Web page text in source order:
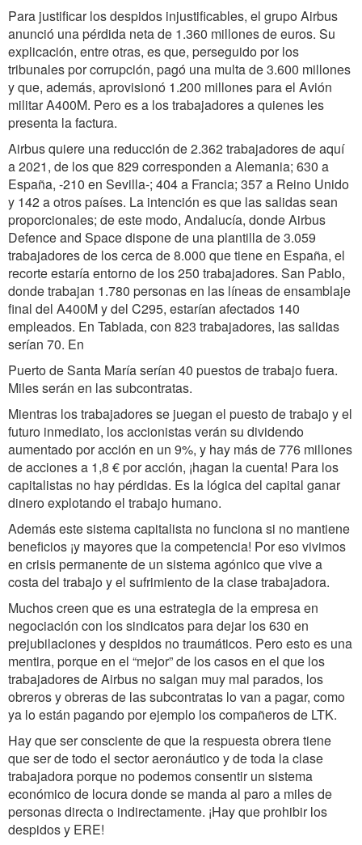
Para justificar los despidos injustificables, el grupo Airbus
anunció una pérdida neta de 1.360 millones de euros. Su
explicación, entre otras, es que, perseguido por los
tribunales por corrupción, pagó una multa de 3.600 millones
y que, además, aprovisionó 1.200 millones para el Avión
militar A400M. Pero es a los trabajadores a quienes les
presenta la factura.
Airbus quiere una reducción de 2.362 trabajadores de aquí
a 2021, de los que 829 corresponden a Alemania; 630 a
España, -210 en Sevilla-; 404 a Francia; 357 a Reino Unido
y 142 a otros países. La intención es que las salidas sean
proporcionales; de este modo, Andalucía, donde Airbus
Defence and Space dispone de una plantilla de 3.059
trabajadores de los cerca de 8.000 que tiene en España, el
recorte estaría entorno de los 250 trabajadores. San Pablo,
donde trabajan 1.780 personas en las líneas de ensamblaje
final del A400M y del C295, estarían afectados 140
empleados. En Tablada, con 823 trabajadores, las salidas
serían 70. En
Puerto de Santa María serían 40 puestos de trabajo fuera.
Miles serán en las subcontratas.
Mientras los trabajadores se juegan el puesto de trabajo y el
futuro inmediato, los accionistas verán su dividendo
aumentado por acción en un 9%, y hay más de 776 millones
de acciones a 1,8 € por acción, ¡hagan la cuenta! Para los
capitalistas no hay pérdidas. Es la lógica del capital ganar
dinero explotando el trabajo humano.
Además este sistema capitalista no funciona si no mantiene
beneficios ¡y mayores que la competencia! Por eso vivimos
en crisis permanente de un sistema agónico que vive a
costa del trabajo y el sufrimiento de la clase trabajadora.
Muchos creen que es una estrategia de la empresa en
negociación con los sindicatos para dejar los 630 en
prejubilaciones y despidos no traumáticos. Pero esto es una
mentira, porque en el “mejor” de los casos en el que los
trabajadores de Airbus no salgan muy mal parados, los
obreros y obreras de las subcontratas lo van a pagar, como
ya lo están pagando por ejemplo los compañeros de LTK.
Hay que ser consciente de que la respuesta obrera tiene
que ser de todo el sector aeronáutico y de toda la clase
trabajadora porque no podemos consentir un sistema
económico de locura donde se manda al paro a miles de
personas directa o indirectamente. ¡Hay que prohibir los
despidos y ERE!